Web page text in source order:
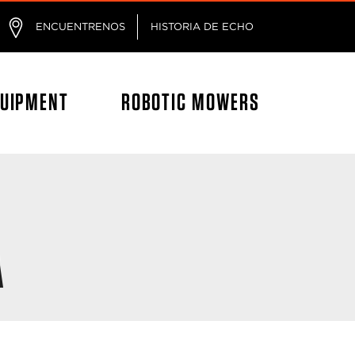
ENCUENTRENOS HISTORIA DE ECHO
ROBOTIC MOWERS